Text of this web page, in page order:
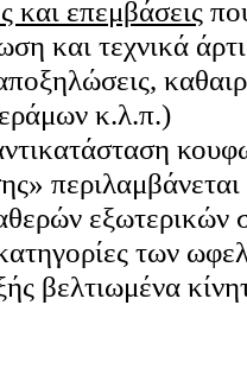
και επεμβάσεις
και τεχνικά
κ.λ.π.)
εξωτερικών
των
βελτιωμένα